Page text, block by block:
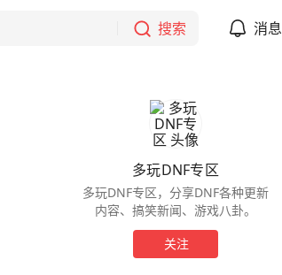
搜索 消息
多玩DNF专区
多玩DNF专区，分享DNF各种更新
内容、搞笑新闻、游戏八卦。
关注